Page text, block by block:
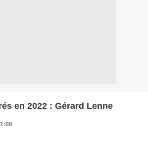
en 2022 : Gérard Lenne